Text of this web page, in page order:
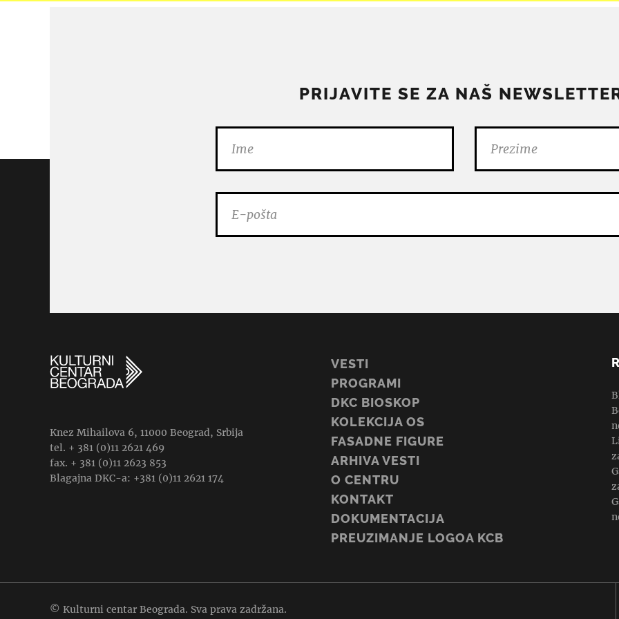
PRIJAVITE SE ZA NAŠ
Knez Mihailova 6, 11000 Beograd, Srbija
tel. + 381 (0)11 2621 469
fax. + 381 (0)11 2623 853
Blagajna DKC-a: +381 (0)11 2621 174
VESTI
PROGRAMI
DKC BIOSKOP
KOLEKCIJA OS
FASADNE FIGURE
ARHIVA VESTI
O CENTRU
KONTAKT
DOKUMENTACIJA
PREUZIMANJE LOGOA KCB
© Kulturni centar Beograda. Sva prava zadržana.